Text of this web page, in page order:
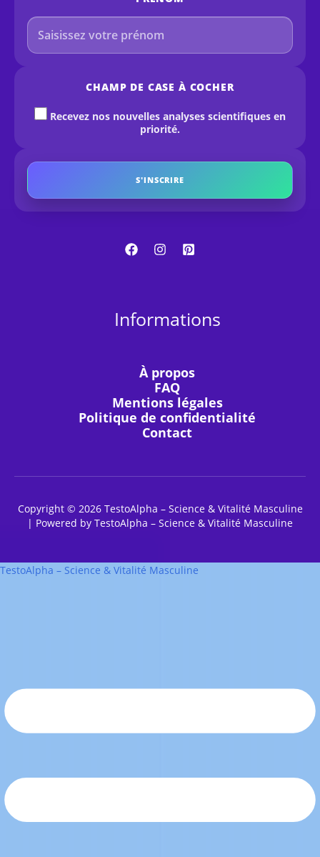
CHAMP DE CASE À COCHER
Recevez nos nouvelles analyses scientifiques en
priorité.
S'INSCRIRE
Informations
À propos
FAQ
Mentions légales
Politique de confidentialité
Contact
Copyright © 2026 TestoAlpha – Science & Vitalité Masculine
| Powered by TestoAlpha – Science & Vitalité Masculine
TestoAlpha – Science & Vitalité Masculine